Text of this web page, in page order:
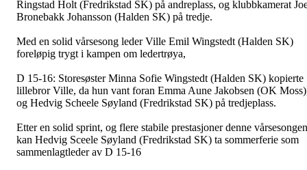
Ringstad Holt (Fredrikstad SK) på andreplass, og klubbkamerat
Bronebakk Johansson (Halden SK) på tredje.
Med en solid vårsesong leder Ville Emil Wingstedt (Halden SK)
foreløpig trygt i kampen om ledertrøya,
D 15-16: Storesøster Minna Sofie Wingstedt (Halden SK) kopierte
lillebror Ville, da hun vant foran Emma Aune Jakobsen (OK
og Hedvig Scheele Søyland (Fredrikstad SK) på tredjeplass.
Etter en solid sprint, og flere stabile prestasjoner denne
kan Hedvig Sceele Søyland (Fredrikstad SK) ta sommerferie som
sammenlagtleder av D 15-16